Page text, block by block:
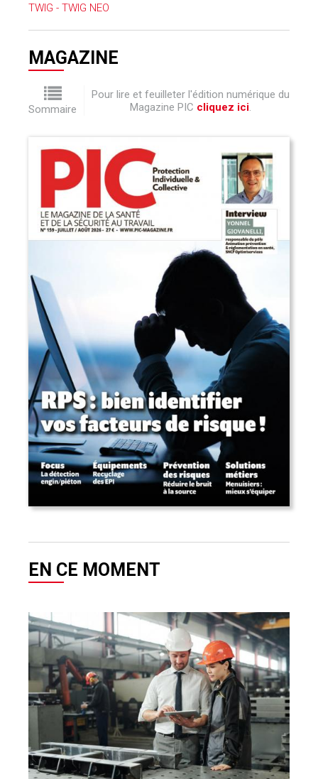
TWIG - TWIG NEO
MAGAZINE
Sommaire
Pour lire et feuilleter l'édition numérique du
Magazine PIC cliquez ici.
EN CE MOMENT